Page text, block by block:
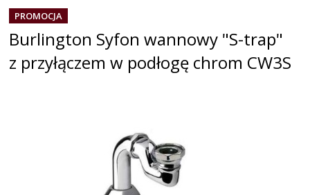
PROMOCJA
Burlington Syfon wannowy "S-trap"
z przyłączem w podłogę chrom CW3S